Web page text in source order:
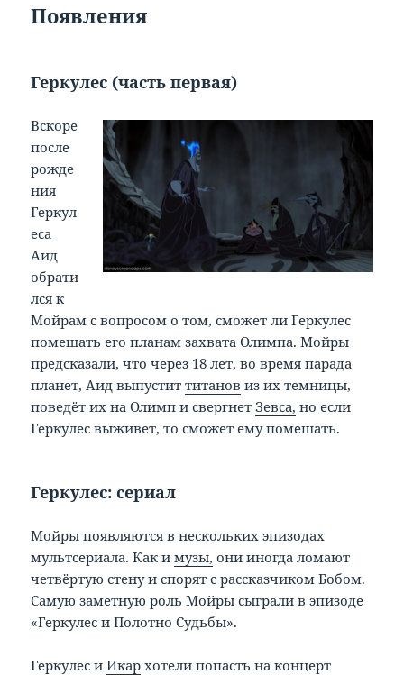
Появления
Геркулес (часть первая)
Вскоре
после
рожде
ния
Геркул
еса
Аид
обрати
лся к
Мойрам с вопросом о том, сможет ли Геркулес
помешать его планам захвата Олимпа. Мойры
предсказали, что через 18 лет, во время парада
планет, Аид выпуститтитанов из их темницы,
поведёт их на Олимп и свергнетЗевса, но если
Геркулес выживет, то сможет ему помешать.
Геркулес: сериал
Мойры появляются в нескольких эпизодах
мультсериала. Как имузы, они иногда ломают
четвёртую стену и спорят с рассказчикомБобом.
Самую заметную роль Мойры сыграли в эпизоде
«Геркулес и Полотно Судьбы».
Геркулес иИкар хотели попасть на концерт